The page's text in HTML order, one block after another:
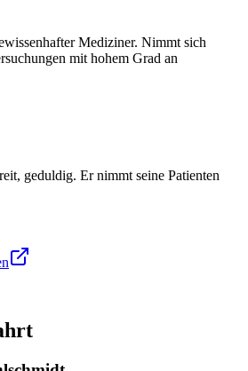
Mediziner. Nimmt sich
mit hohem Grad an
geduldig. Er nimmt seine Patienten